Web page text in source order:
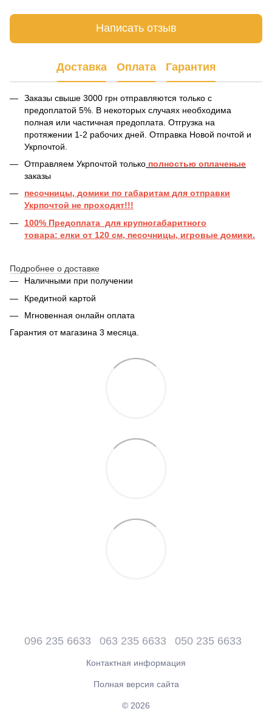
Написать отзыв
Доставка Оплата Гарантия
Заказы свыше 3000 грн отправляются только с
предоплатой 5%. В некоторых случаях необходима
полная или частичная предоплата. Отгрузка на
протяжении 1-2 рабочих дней. Отправка Новой почтой и
Укрпочтой.
Отправляем Укрпочтой только полностью оплаченые
заказы
песочницы, домики по габаритам для отправки
Укрпочтой не проходят!!!
100% Предоплата для крупногабаритного
товара: елки от 120 см, песочницы, игровые домики.
Подробнее о доставке
Наличными при получении
Кредитной картой
Мгновенная онлайн оплата
Гарантия от магазина 3 месяца.
096 235 6633 063 235 6633 050 235 6633
Контактная информация
Полная версия сайта
© 2026